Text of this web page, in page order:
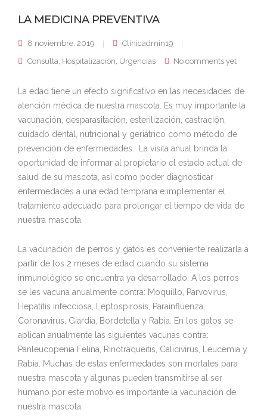
LA MEDICINA PREVENTIVA
8 noviembre, 2019
Clinicadmin19
Consulta, Hospitalización, Urgencias No comments yet
La edad tiene un efecto significativo en las necesidades de
atención médica de nuestra mascota. Es muy importante la
vacunación, desparasitación, esterilización, castración,
cuidado dental, nutricional y geriátrico como método de
prevención de enfermedades. La visita anual brinda la
oportunidad de informar al propietario el estado actual de
salud de su mascota, así como poder diagnosticar
enfermedades a una edad temprana e implementar el
tratamiento adecuado para prolongar el tiempo de vida de
nuestra mascota.
La vacunación de perros y gatos es conveniente realizarla a
partir de los 2 meses de edad cuando su sistema
inmunológico se encuentra ya desarrollado. A los perros
se les vacuna anualmente contra: Moquillo, Parvovirus,
Hepatitis infecciosa, Leptospirosis, Parainfluenza,
Coronavirus, Giardia, Bordetella y Rabia. En los gatos se
aplican anualmente las siguientes vacunas contra:
Panleucopenia Felina, Rinotraqueitis, Calicivirus, Leucemia y
Rabia. Muchas de estas enfermedades son mortales para
nuestra mascota y algunas pueden transmitirse al ser
humano por este motivo es importante la vacunación de
nuestra mascota.